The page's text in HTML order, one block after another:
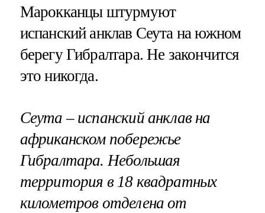
Марокканцы штурмуют
испанский анклав Сеута на южном
берегу Гибралтара. Не закончится
это никогда.
Сеута – испанский анклав на
африканском побережье
Гибралтара. Небольшая
территория в 18 квадратных
километров отделена от